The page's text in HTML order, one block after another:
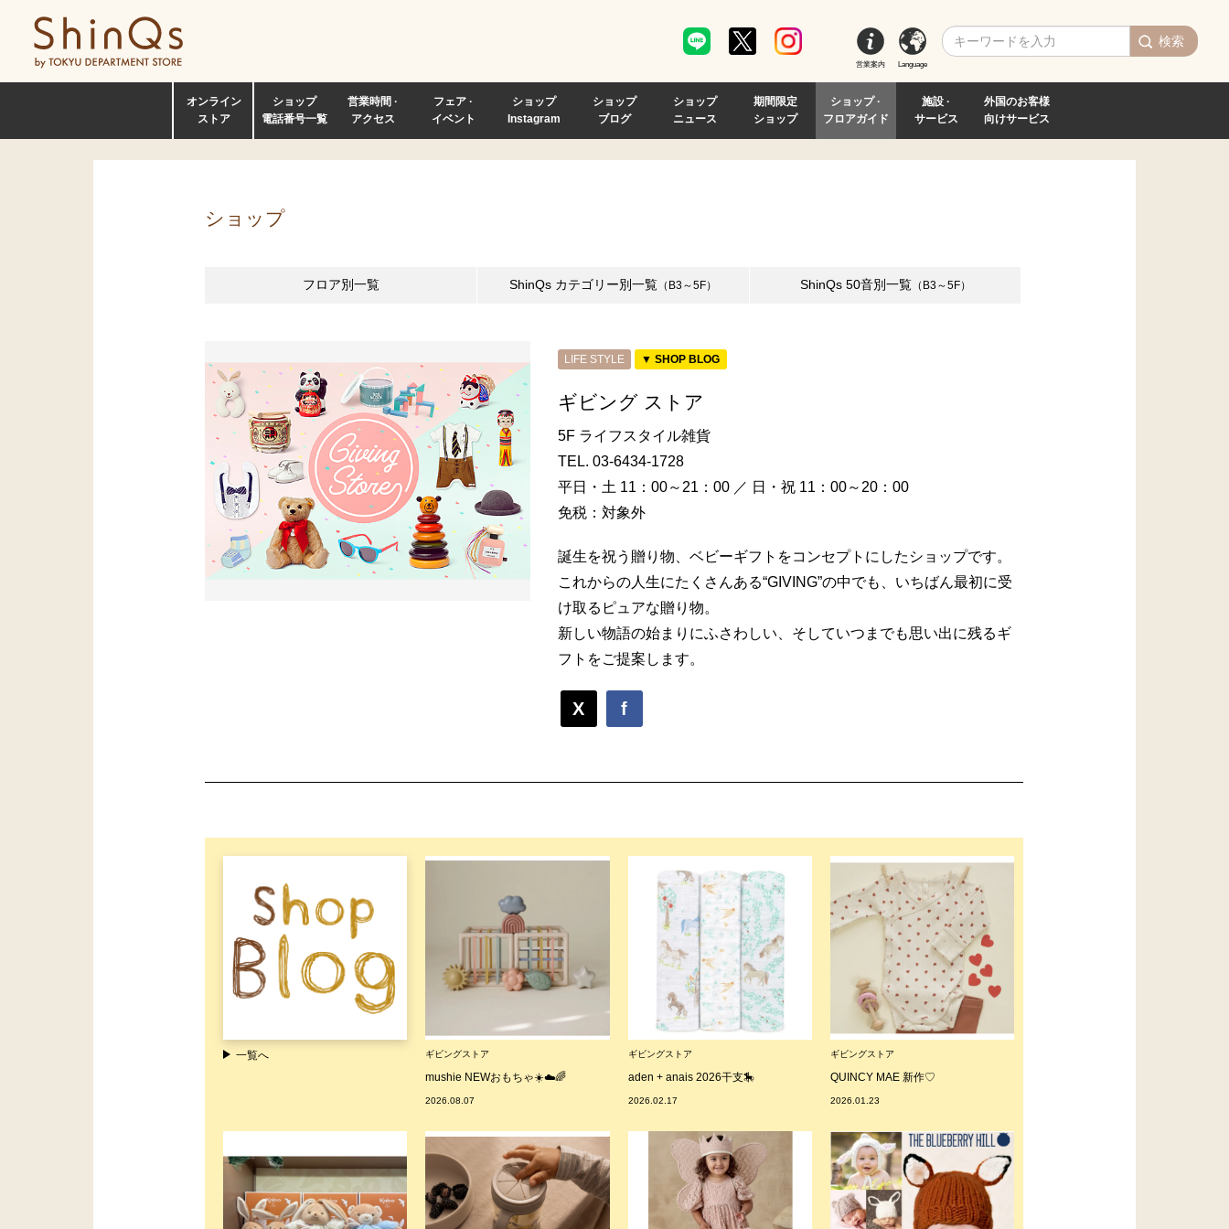
営業案内 Language
検索
オンライン
ストア
ショップ
電話番号一覧
営業時間 ·
アクセス
フェア ·
イベント
ショップ
Instagram
ショップ
ブログ
ショップ
ニュース
期間限定
ショップ
ショップ ·
フロアガイド
施設 ·
サービス
外国のお客様
向けサービス
ショップ
フロア別一覧 ShinQs カテゴリー別一覧 （B3～5F） ShinQs 50音別一覧 （B3～5F）
LIFE STYLE ▼ SHOP BLOG
ギビング ストア
5F ライフスタイル雑貨
TEL. 03-6434-1728
平日・土 11：00～21：00 ／ 日・祝 11：00～20：00
免税：対象外
誕生を祝う贈り物、ベビーギフトをコンセプトにしたショップです。
これからの人生にたくさんある“GIVING”の中でも、いちばん最初に受
け取るピュアな贈り物。
新しい物語の始まりにふさわしい、そしていつまでも思い出に残るギ
フトをご提案します。
X f